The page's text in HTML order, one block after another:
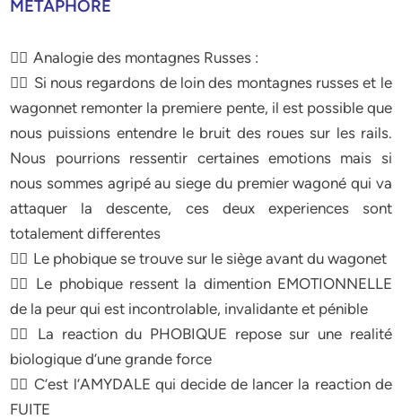
METAPHORE
 Analogie des montagnes Russes :
 Si nous regardons de loin des montagnes russes et le
wagonnet remonter la premiere pente, il est possible que
nous puissions entendre le bruit des roues sur les rails.
Nous pourrions ressentir certaines emotions mais si
nous sommes agripé au siege du premier wagoné qui va
attaquer la descente, ces deux experiences sont
totalement differentes
 Le phobique se trouve sur le siège avant du wagonet
 Le phobique ressent la dimention EMOTIONNELLE
de la peur qui est incontrolable, invalidante et pénible
 La reaction du PHOBIQUE repose sur une realité
biologique d’une grande force
 C’est l’AMYDALE qui decide de lancer la reaction de
FUITE